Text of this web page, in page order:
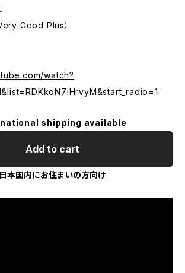
Good Plus）
watch?
shipping available
Add to cart
日本国内にお住まいの方向け